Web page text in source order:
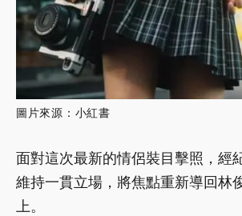
圖片來源：小紅書
面對這次最新的情侶裝目擊照，經
維持一貫立場，將焦點重新導回林
上。